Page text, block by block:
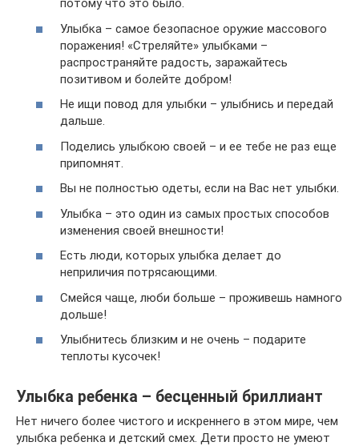
потому что это было.
Улыбка – самое безопасное оружие массового
поражения! «Стреляйте» улыбками –
распространяйте радость, заражайтесь
позитивом и болейте добром!
Не ищи повод для улыбки – улыбнись и передай
дальше.
Поделись улыбкою своей – и ее тебе не раз еще
припомнят.
Вы не полностью одеты, если на Вас нет улыбки.
Улыбка – это один из самых простых способов
изменения своей внешности!
Есть люди, которых улыбка делает до
неприличия потрясающими.
Смейся чаще, люби больше – проживешь намного
дольше!
Улыбнитесь близким и не очень – подарите
теплоты кусочек!
Улыбка ребенка – бесценный бриллиант
Нет ничего более чистого и искреннего в этом мире, чем
улыбка ребенка и детский смех. Дети просто не умеют